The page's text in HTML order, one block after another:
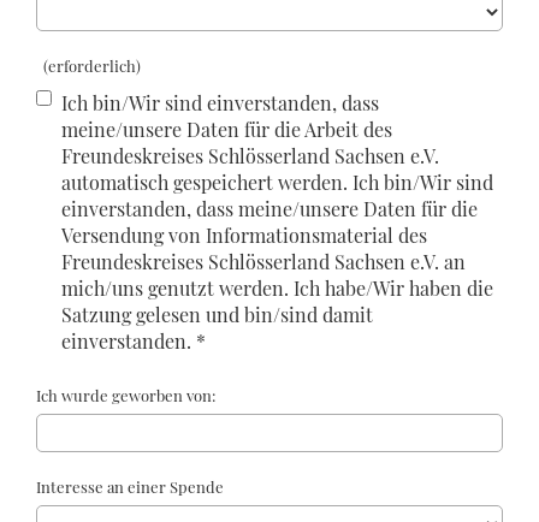
(erforderlich)
Ich bin/Wir sind einverstanden, dass
meine/unsere Daten für die Arbeit des
Freundeskreises Schlösserland Sachsen e.V.
automatisch gespeichert werden. Ich bin/Wir sind
einverstanden, dass meine/unsere Daten für die
Versendung von Informationsmaterial des
Freundeskreises Schlösserland Sachsen e.V. an
mich/uns genutzt werden. Ich habe/Wir haben die
Satzung gelesen und bin/sind damit
einverstanden. *
Ich wurde geworben von:
Interesse an einer Spende